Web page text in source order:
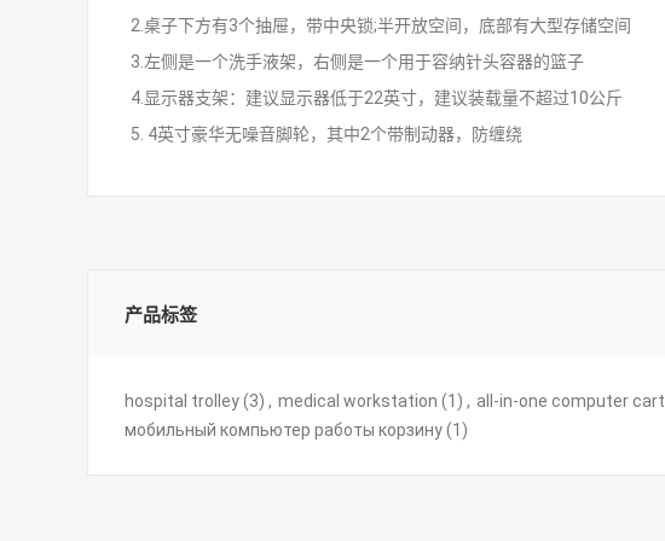
2.桌子下方有3个抽屉，带中央锁;半开放空间，底部有大型存储空间
3.左侧是一个洗手液架，右侧是一个用于容纳针头容器的篮子
4.显示器支架：建议显示器低于22英寸，建议装载量不超过10公斤
5. 4英寸豪华无噪音脚轮，其中2个带制动器，防缠绕
产品标签
hospital trolley(3) , medical workstation (1) , all-in-one computer cart
мобильный компьютер работы корзину(1)